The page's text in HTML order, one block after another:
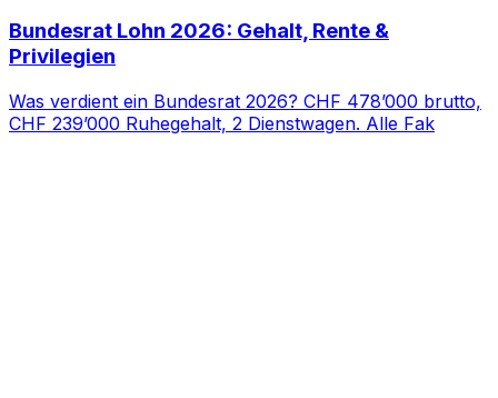
Bundesrat Lohn 2026: Gehalt, Rente &
Privilegien
Was verdient ein Bundesrat 2026? CHF 478’000 brutto,
CHF 239’000 Ruhegehalt, 2 Dienstwagen. Alle Fak